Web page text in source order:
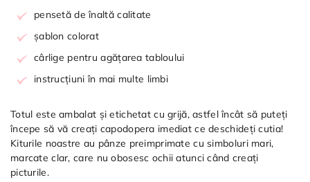
pensetă de înaltă calitate
șablon colorat
cârlige pentru agățarea tabloului
instrucțiuni în mai multe limbi
Totul este ambalat și etichetat cu grijă, astfel încât să puteți
începe să vă creați capodopera imediat ce deschideți cutia!
Kiturile noastre au pânze preimprimate cu simboluri mari,
marcate clar, care nu obosesc ochii atunci când creați
picturile.